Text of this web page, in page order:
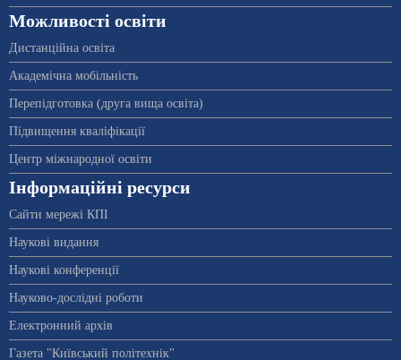
Можливості освіти
Дистанційна освіта
Академічна мобільність
Перепідготовка (друга вища освіта)
Підвищення кваліфікації
Центр міжнародної освіти
Інформаційні ресурси
Сайти мережі КПІ
Наукові видання
Наукові конференції
Науково-дослідні роботи
Електронний архів
Газета "Київський політехнік"